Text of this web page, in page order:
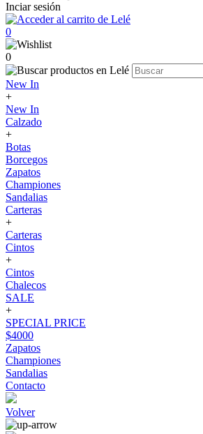
Inciar sesión
0
0
New In
+
New In
Calzado
+
Botas
Borcegos
Zapatos
Championes
Sandalias
Carteras
+
Carteras
Cintos
+
Cintos
Chalecos
SALE
+
SPECIAL PRICE
$4000
Zapatos
Championes
Sandalias
Contacto
Volver